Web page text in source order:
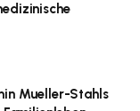
Mueller-Stahls